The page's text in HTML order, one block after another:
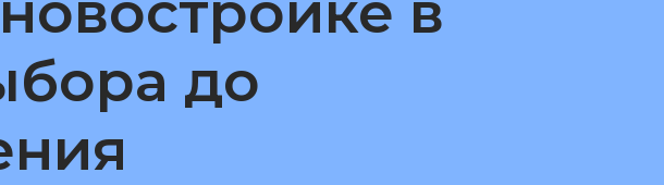
до